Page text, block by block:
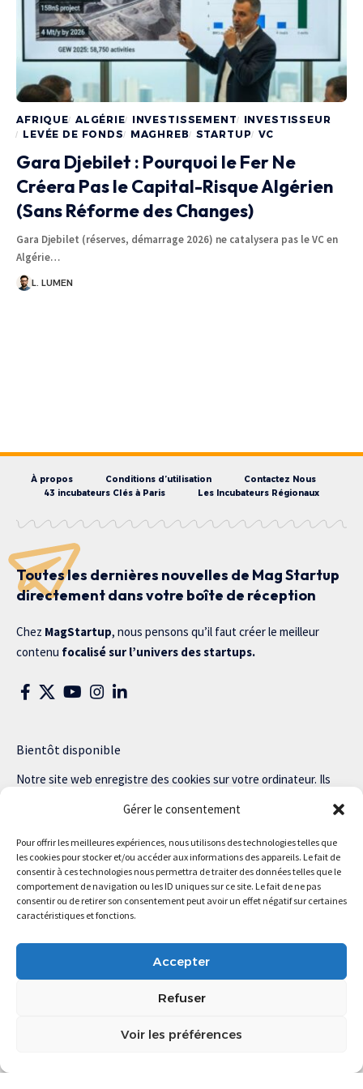
Gérer le consentement
Pour offrir les meilleures expériences, nous utilisons des technologies telles que
les cookies pour stocker et/ou accéder aux informations des appareils. Le fait de
consentir à ces technologies nous permettra de traiter des données telles que le
comportement de navigation ou les ID uniques sur ce site. Le fait de ne pas
consentir ou de retirer son consentement peut avoir un effet négatif sur certaines
caractéristiques et fonctions.
Accepter
Refuser
Voir les préférences
AFRIQUE ALGÉRIE INVESTISSEMENT
INVESTISSEUR
LEVÉE DE FONDS
MAGHREB STARTUP VC
Gara Djebilet : Pourquoi le Fer Ne
Créera Pas le Capital-Risque Algérien
(Sans Réforme des Changes)
Gara Djebilet (réserves, démarrage 2026) ne catalysera pas le VC en
Algérie…
L. LUMEN
À propos Conditions d’utilisation
Contactez Nous
43 incubateurs Clés à Paris
Les Incubateurs Régionaux
Toutes les dernières nouvelles de Mag Startup
directement dans votre boîte de réception
Chez MagStartup, nous pensons qu’il faut créer le meilleur
contenu focalisé sur l’univers des startups.
Bientôt disponible
Notre site web enregistre des cookies sur votre ordinateur. Ils
nous permettent de nous souvenir de vous et de personnaliser
Lisez notre politique de confidentialité pour plus d’informations.
Magstartup.com © 2025 Tous droits réservés.